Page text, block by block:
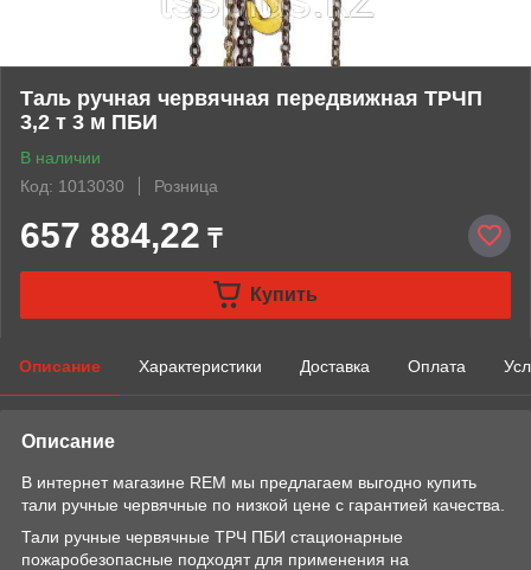
Таль ручная червячная передвижная ТРЧП
3,2 т 3 м ПБИ
В наличии
Код: 1013030
Розница
657 884,22 ₸
Купить
Описание Характеристики Доставка Оплата
Описание
В интернет магазине REM мы предлагаем выгодно купить
тали ручные червячные по низкой цене с гарантией качества.
Тали ручные червячные ТРЧ ПБИ стационарные
пожаробезопасные подходят для применения на